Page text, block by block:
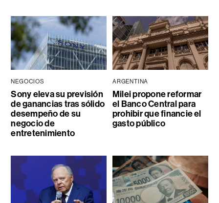
NEGOCIOS
Sony eleva su previsión
de ganancias tras sólido
desempeño de su
negocio de
entretenimiento
ARGENTINA
Milei propone reformar
el Banco Central para
prohibir que financie el
gasto público